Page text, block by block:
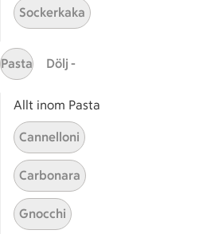
Här hittar du alla goda
Start
Sockerkaka
Pasta Dölj -
Allt inom Pasta
Cannelloni
Carbonara
Gnocchi